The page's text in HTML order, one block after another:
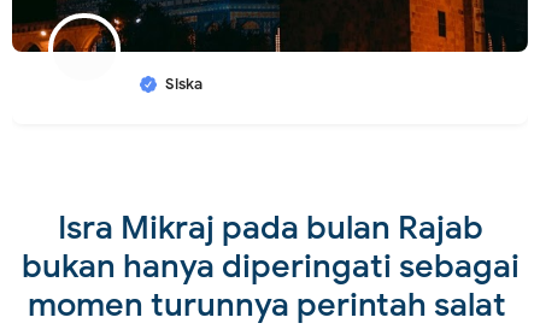
Siska
Isra Mikraj pada bulan Rajab
bukan hanya diperingati sebagai
momen turunnya perintah salat